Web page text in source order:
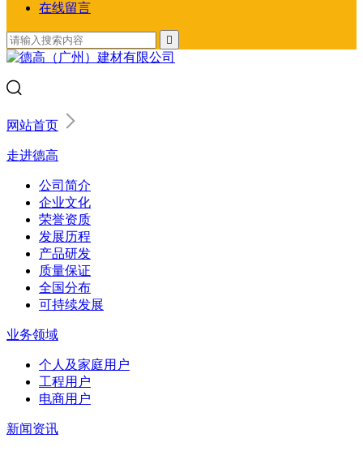
在线留言

网站首页
走进德高
公司简介
企业文化
荣誉资质
发展历程
产品研发
质量保证
全国分布
可持续发展
业务领域
个人及家庭用户
工程用户
电商用户
新闻资讯